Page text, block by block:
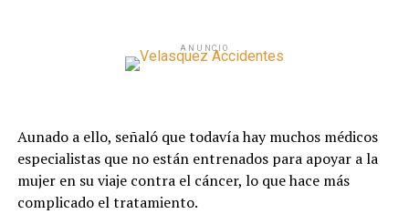
ANUNCIO
Aunado a ello, señaló que todavía hay muchos médicos
especialistas que no están entrenados para apoyar a la
mujer en su viaje contra el cáncer, lo que hace más
complicado el tratamiento.